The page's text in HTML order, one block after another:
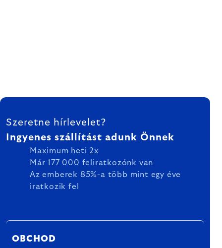
LÁBLÉC
Szeretne hírlevelet?
Ingyenes szállítást adunk Önnek
Maximum heti 2x
Már 177 000 feliratkozónk van
Az emberek 85%-a több mint egy éve
iratkozik fel
OBCHOD